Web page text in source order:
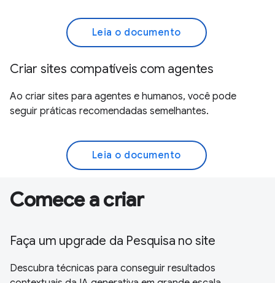
Leia o documento
Criar sites compatíveis com agentes
Ao criar sites para agentes e humanos, você pode
seguir práticas recomendadas semelhantes.
Leia o documento
Comece a criar
Faça um upgrade da Pesquisa no site
Descubra técnicas para conseguir resultados